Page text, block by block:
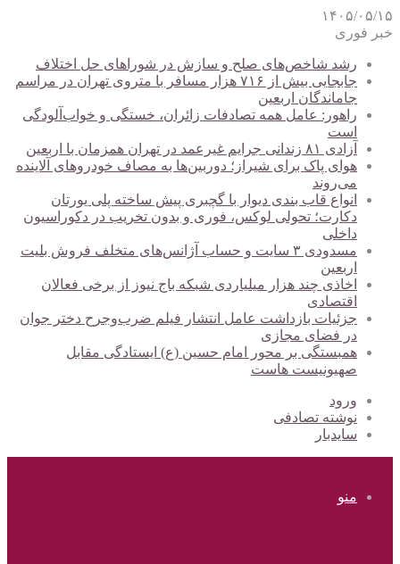
۱۴۰۵/۰۵/۱۵
خبر فوری
رشد شاخص‌های صلح و سازش در شوراهای حل اختلاف
جابجایی بیش از ۷۱۶ هزار مسافر با متروی تهران در مراسم
جاماندگان اربعین
راهور: عامل همه تصادفات زائران، خستگی و خواب‌آلودگی
است
آزادی ۸۱ زندانی جرایم غیرعمد در تهران همزمان با اربعین
هوای پاک برای شیراز؛ دوربین‌ها به مصاف خودروهای آلاینده
می‌روند
انواع قاب بندی دیوار با گچبری پیش ساخته پلی یورتان
دکارت؛ تحولی لوکس، فوری و بدون تخریب در دکوراسیون
داخلی
مسدودی ۳ سایت و حساب آژانس‌های متخلف فروش بلیت
اربعین
اخاذی چند هزار میلیاردی شبکه باج نیوز از برخی فعالان
اقتصادی
جزئیات بازداشت عامل انتشار فیلم ضرب‌وجرح دختر جوان
در فضای مجازی
همبستگی بر محور امام حسین (ع) ایستادگی مقابل
صهیونیست هاست
ورود
نوشته تصادفی
سایدبار
منو